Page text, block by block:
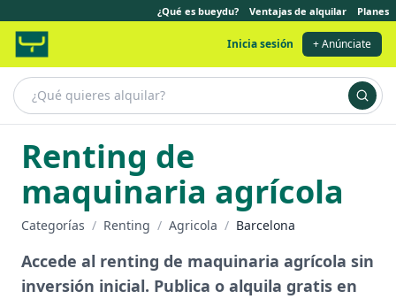
¿Qué es bueydu? Ventajas de alquilar Planes
Inicia sesión + Anúnciate
Renting de
maquinaria agrícola
Categorías / Renting / Agricola / Barcelona
Accede al renting de maquinaria agrícola sin
inversión inicial. Publica o alquila gratis en